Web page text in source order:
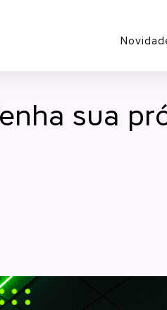
sua